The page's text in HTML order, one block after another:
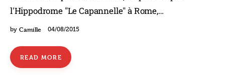
l'Hippodrome "Le Capannelle" à Rome,…
by Camille 04/08/2015
READ MORE